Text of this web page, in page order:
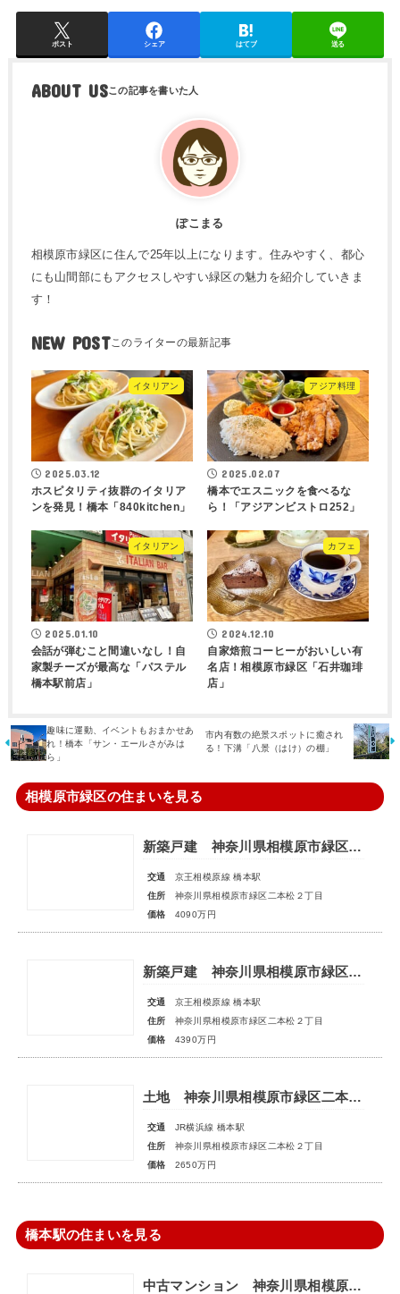
ポスト シェア はてブ 送る
ABOUT US
ぽこまる
相模原市緑区に住んで25年以上になります。住みやすく、都心
にも山間部にもアクセスしやすい緑区の魅力を紹介していきま
す！
NEW POST
イタリアン
2025.03.12
ホスピタリティ抜群のイタリア
ンを発見！橋本「840kitchen」
アジア料理
2025.02.07
橋本でエスニックを食べるな
ら！「アジアンビストロ252」
イタリアン
2025.01.10
会話が弾むこと間違いなし！自
家製チーズが最高な「パステル
橋本駅前店」
カフェ
2024.12.10
自家焙煎コーヒーがおいしい有
名店！相模原市緑区「石井珈琲
店」
趣味に運動、イベントもおまかせあ
れ！橋本「サン・エールさがみは
ら」
市内有数の絶景スポットに癒され
る！下溝「八景（はけ）の棚」
相模原市緑区の住まいを見る
新築戸建 神奈川県相模原市緑区二本松２丁目
交通
京王相模原線 橋本駅
住所
神奈川県相模原市緑区二本松２丁目
価格
4090万円
新築戸建 神奈川県相模原市緑区二本松２丁目
交通
京王相模原線 橋本駅
住所
神奈川県相模原市緑区二本松２丁目
価格
4390万円
土地 神奈川県相模原市緑区二本松２丁目
交通
JR横浜線 橋本駅
住所
神奈川県相模原市緑区二本松２丁目
価格
2650万円
橋本駅の住まいを見る
中古マンション 神奈川県相模原市緑区西橋本２丁目